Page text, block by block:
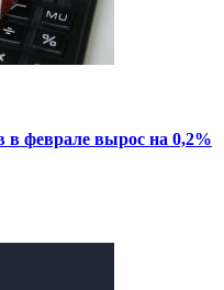
феврале вырос на 0,2%